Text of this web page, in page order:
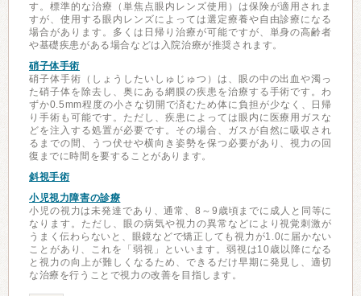
す。標準的な治療（単焦点眼内レンズ使用）は保険が適用されま
すが、使用する眼内レンズによっては選定療養や自由診療になる
場合があります。多くは日帰り治療が可能ですが、単身の高齢者
や基礎疾患がある場合などは入院治療が推奨されます。
硝子体手術
硝子体手術（しょうしたいしゅじゅつ）は、眼の中の出血や濁っ
た硝子体を除去し、奥にある網膜の疾患を治療する手術です。わ
ずか0.5mm程度の小さな切開で済むため体に負担が少なく、日帰
り手術も可能です。ただし、疾患によっては眼内に医療用ガスな
どを注入する処置が必要です。その場合、ガスが自然に吸収され
るまでの間、うつ伏せや横向き姿勢を保つ必要があり、視力の回
復までに時間を要することがあります。
斜視手術
小児視力障害の診療
小児の視力は未発達であり、通常、8～9歳頃までに成人と同等に
なります。ただし、眼の病気や視力の異常などにより視覚刺激が
うまく伝わらないと、眼鏡などで矯正しても視力が1.0に届かない
ことがあり、これを「弱視」といいます。弱視は10歳以降になる
と視力の向上が難しくなるため、できるだけ早期に発見し、適切
な治療を行うことで視力の改善を目指します。